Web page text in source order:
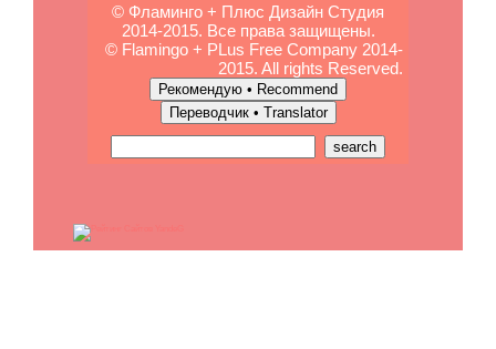
© Фламинго + Плюс Дизайн Студия
2014-2015. Все права защищены.
© Flamingo + PLus Free Company 2014-
2015. All rights Reserved.